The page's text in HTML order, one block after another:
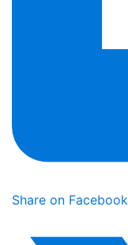
Share on Facebook